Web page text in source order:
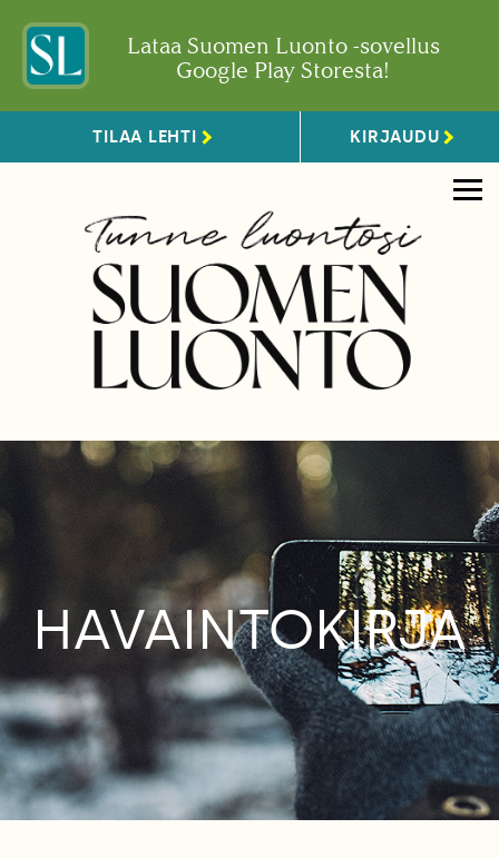
Lataa Suomen Luonto -sovellus
Google Play Storesta!
TILAA LEHTI KIRJAUDU
HAVAINTOKIRJA